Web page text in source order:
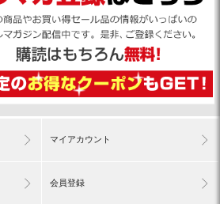
マイアカウント
会員登録